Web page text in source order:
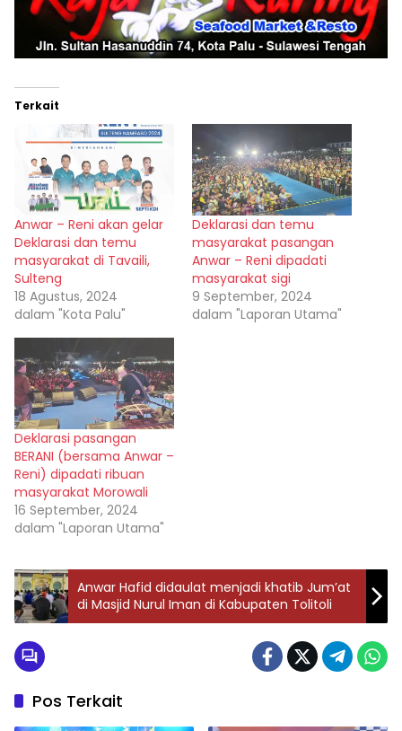
Terkait
Anwar – Reni akan gelar
Deklarasi dan temu
masyarakat di Tavaili,
Sulteng
18 Agustus, 2024
dalam "Kota Palu"
Deklarasi dan temu
masyarakat pasangan
Anwar – Reni dipadati
masyarakat sigi
9 September, 2024
dalam "Laporan Utama"
Deklarasi pasangan
BERANI (bersama Anwar –
Reni) dipadati ribuan
masyarakat Morowali
16 September, 2024
dalam "Laporan Utama"
Anwar Hafid didaulat menjadi khatib Jum’at
di Masjid Nurul Iman di Kabupaten Tolitoli
Pos Terkait